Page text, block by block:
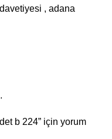
, adana
b 224” için yorum